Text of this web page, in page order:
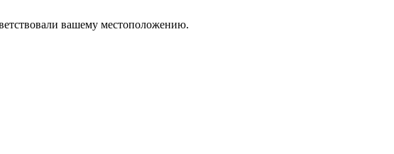
вашему местоположению.